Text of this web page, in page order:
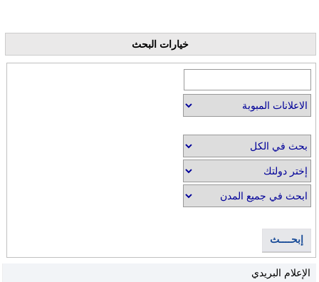
خيارات البحث
إبحــــث
الإعلام البريدي